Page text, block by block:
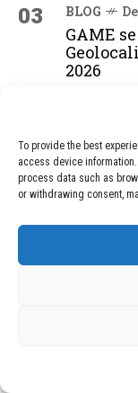
To provide the best
access device
process data such as
or withdrawing consent,
03 BLOG
GAME
2026
04
de
Menos